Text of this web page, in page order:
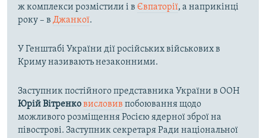
ж комплекси розмістили і в Євпаторії, а наприкінці
року – в Джанкої.
У Генштабі України дії російських військових в
Криму називають незаконними.
Заступник постійного представника України в ООН
Юрій Вітренковисловив побоювання щодо
можливого розміщення Росією ядерної зброї на
півострові. Заступник секретаря Ради національної